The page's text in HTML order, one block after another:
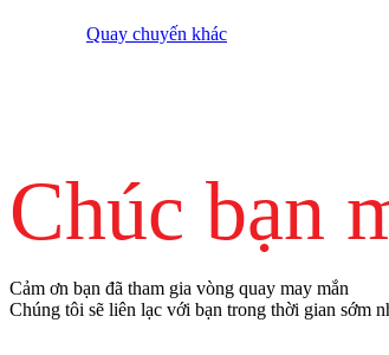
Quay chuyến khác
Chúc bạn
Cảm ơn bạn đã tham gia vòng quay may mắn
Chúng tôi sẽ liên lạc với bạn trong thời gian sớm